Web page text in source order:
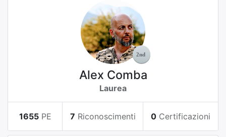
Alex Comba
Laurea
1655 PE 7 Riconoscimenti 0 Certificazioni